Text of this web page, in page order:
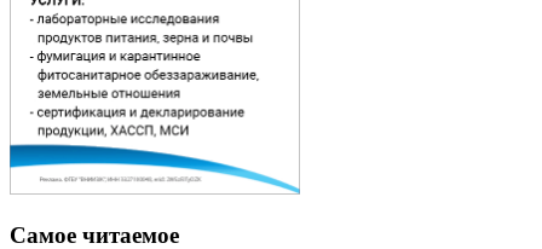
Самое читаемое